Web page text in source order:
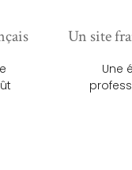
Un site
Une